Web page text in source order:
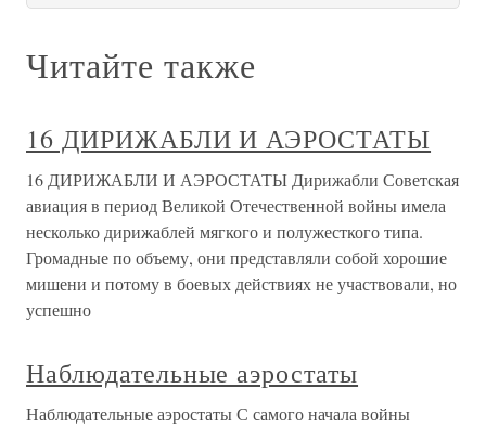
Читайте также
16 ДИРИЖАБЛИ И АЭРОСТАТЫ
16 ДИРИЖАБЛИ И АЭРОСТАТЫ Дирижабли Советская
авиация в период Великой Отечественной войны имела
несколько дирижаблей мягкого и полужесткого типа.
Громадные по объему, они представляли собой хорошие
мишени и потому в боевых действиях не участвовали, но
успешно
Наблюдательные аэростаты
Наблюдательные аэростаты С самого начала войны